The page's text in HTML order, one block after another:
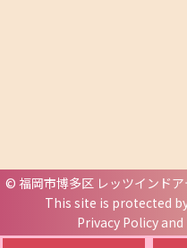
© 福岡市博多区 レッツインド
This site is protected
Privacy Policy and